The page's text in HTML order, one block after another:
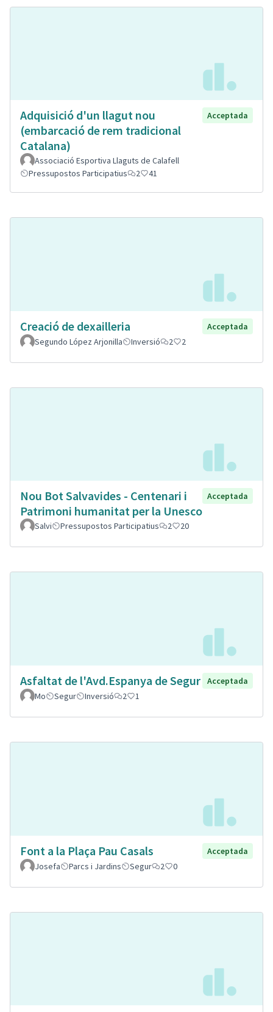
Adquisició d'un llagut nou
(embarcació de rem tradicional
Catalana)
Acceptada
Associació Esportiva Llaguts de Calafell
Pressupostos Participatius
2 41
Creació de dexailleria
Acceptada
Segundo López Arjonilla
Inversió 2 2
Nou Bot Salvavides - Centenari i
Patrimoni humanitat per la Unesco
Acceptada
Salvi Pressupostos Participatius 2 20
Asfaltat de l'Avd.Espanya de Segur
Acceptada
Mo
Segur Inversió 2 1
Font a la Plaça Pau Casals
Acceptada
Josefa
Parcs i Jardins Segur 2 0